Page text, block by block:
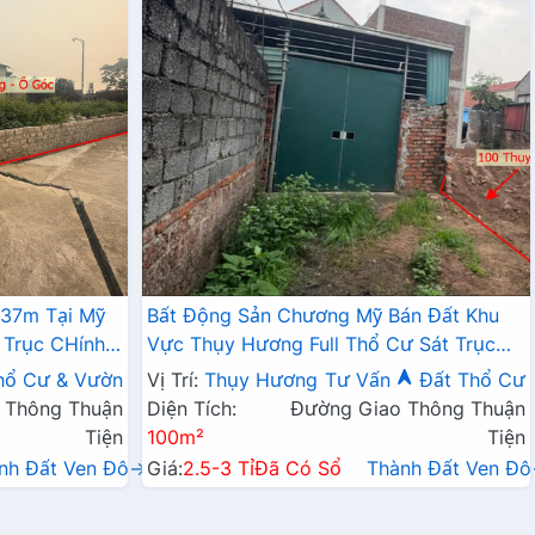
Tại Mỹ
CHính
Cư & Vườn
Thuận
Tiện
Đất Ven Đô→
Bất Động Sản Chương Mỹ Bán Đất Khu
Vực Thụy Hương Full Thổ Cư Sát Trục
Chính Kinh Doanh Liên Xã
Vị Trí: Thụy Hương Tư Vấn
Đất Thổ Cư
Diện Tích:
100m²
Đường Giao Thông Thuận
Tiện
Giá:2.5-3 TỉĐã Có Sổ Thành Đất Ven